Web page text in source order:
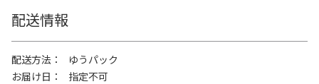
配送情報
配送方法
ゆうパック
お届け日
指定不可